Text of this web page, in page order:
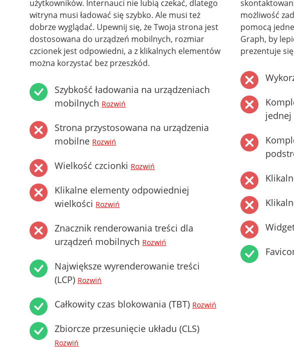
użytkowników. Internauci nie lubią czekać, dlatego
witryna musi ładować się szybko. Ale musi też
dobrze wyglądać. Upewnij się, że Twoja strona jest
dostosowana do urządzeń mobilnych, rozmiar
czcionek jest odpowiedni, a z klikalnych elementów
można korzystać bez przeszkód.
Szybkość ładowania na urządzeniach
mobilnych Rozwiń
Strona przystosowana na urządzenia
mobilne Rozwiń
Wielkość czcionki Rozwiń
Klikalne elementy odpowiedniej
wielkości Rozwiń
Znacznik renderowania treści dla
urządzeń mobilnych Rozwiń
Największe wyrenderowanie treści
(LCP) Rozwiń
Całkowity czas blokowania (TBT) Rozwiń
Zbiorcze przesunięcie układu (CLS)
Rozwiń
możliwość
pomocą
Graph, by
prezentuje